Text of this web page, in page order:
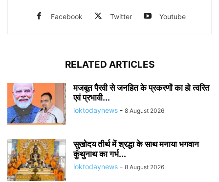
Facebook Twitter Youtube
RELATED ARTICLES
मजबूत पैरवी से जनहित के प्रकरणों का हो त्वरित
एवं प्रभावी...
loktodaynews - 8 August 2026
सुखोदय तीर्थ में श्रद्धा के साथ मनाया भगवान
कुंथुनाथ का गर्भ...
loktodaynews - 8 August 2026